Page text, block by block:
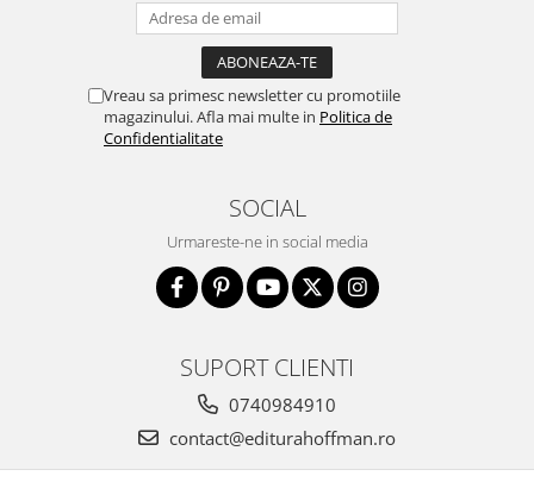
Vreau sa primesc newsletter cu promotiile
magazinului. Afla mai multe in Politica de
Confidentialitate
SOCIAL
Urmareste-ne in social media
SUPORT CLIENTI
0740984910
contact@editurahoffman.ro